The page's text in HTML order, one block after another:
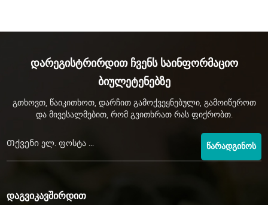
Დარეგისტრირდით Ჩვენს Საინფორმაციო
Ბიულეტენებზე
გთხოვთ, წაიკითხოთ, დარჩით გამოქვეყნებული, გამოიწეროთ
და მივესალმებით, რომ გვითხრათ რას ფიქრობთ.
ᲬᲐᲠᲐᲓᲒᲘᲜᲝᲡ
ᲓᲐᲒᲕᲘᲙᲐᲕᲨᲘᲠᲓᲘᲗ